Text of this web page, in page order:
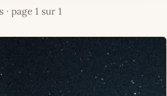
page 1 sur 1